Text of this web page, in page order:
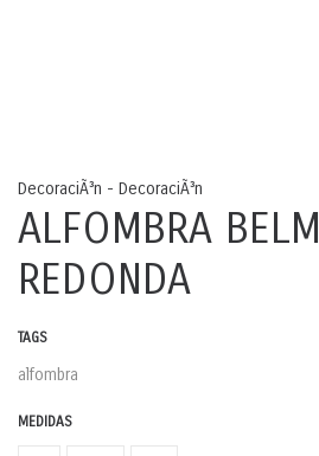
DecoraciÃ³n - DecoraciÃ³n
ALFOMBRA
REDONDA
TAGS
alfombra
MEDIDAS